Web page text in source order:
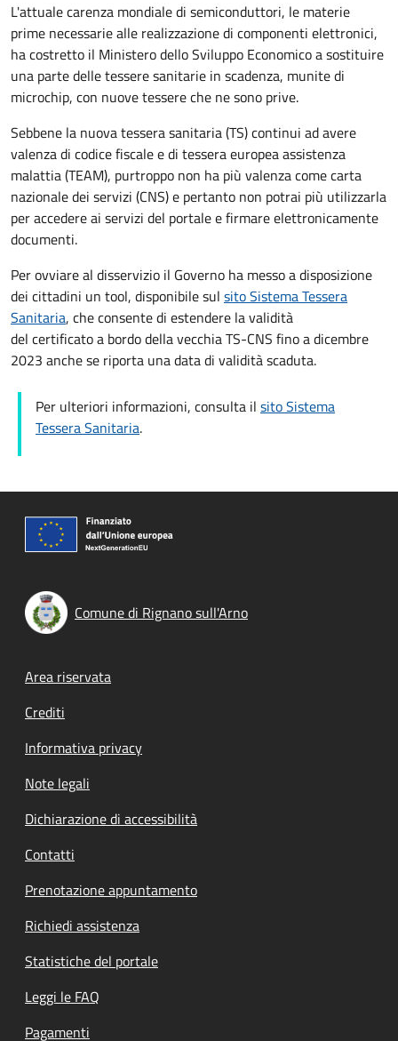
L'attuale carenza mondiale di semiconduttori, le materie
prime necessarie alle realizzazione di componenti elettronici,
ha costretto il Ministero dello Sviluppo Economico a sostituire
una parte delle tessere sanitarie in scadenza, munite di
microchip, con nuove tessere che ne sono prive.
Sebbene la nuova tessera sanitaria (TS) continui ad avere
valenza di codice fiscale e di tessera europea assistenza
malattia (TEAM), purtroppo non ha più valenza come carta
nazionale dei servizi (CNS) e pertanto non potrai più utilizzarla
per accedere ai servizi del portale e firmare elettronicamente
documenti.
Per ovviare al disservizio il Governo ha messo a disposizione
dei cittadini un tool, disponibile sul sito Sistema Tessera
Sanitaria, che consente di estendere la validità
del certificato a bordo della vecchia TS-CNS fino a dicembre
2023 anche se riporta una data di validità scaduta.
Per ulteriori informazioni, consulta il sito Sistema
Tessera Sanitaria.
Comune di Rignano sull'Arno
Footer menu
Area riservata
Crediti
Informativa privacy
Note legali
Dichiarazione di accessibilità
Contatti
Prenotazione appuntamento
Richiedi assistenza
Statistiche del portale
Leggi le FAQ
Pagamenti